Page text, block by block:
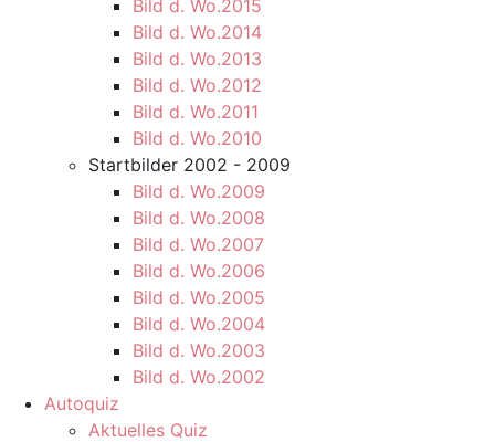
Bild d. Wo.2015
Bild d. Wo.2014
Bild d. Wo.2013
Bild d. Wo.2012
Bild d. Wo.2011
Bild d. Wo.2010
Startbilder 2002 - 2009
Bild d. Wo.2009
Bild d. Wo.2008
Bild d. Wo.2007
Bild d. Wo.2006
Bild d. Wo.2005
Bild d. Wo.2004
Bild d. Wo.2003
Bild d. Wo.2002
Autoquiz
Aktuelles Quiz